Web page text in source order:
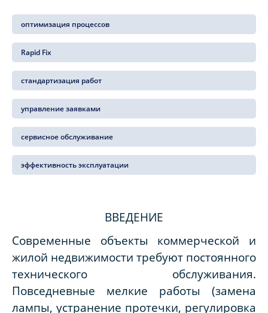
оптимизация процессов
Rapid Fix
стандартизация работ
управление заявками
сервисное обслуживание
эффективность эксплуатации
ВВЕДЕНИЕ
Современные объекты коммерческой и
жилой недвижимости требуют постоянного
технического обслуживания.
Повседневные мелкие работы (замена
лампы, устранение протечки, регулировка